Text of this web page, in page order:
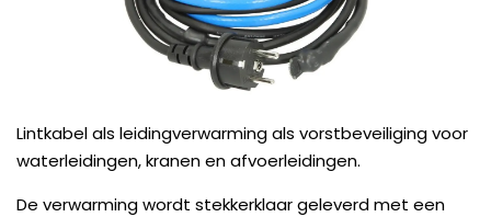
Lintkabel als leidingverwarming als vorstbeveiliging voor
waterleidingen, kranen en afvoerleidingen.
De verwarming wordt stekkerklaar geleverd met een